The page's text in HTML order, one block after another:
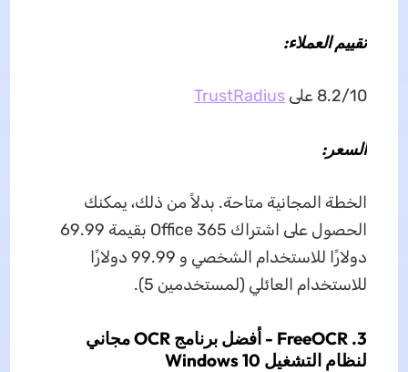
تقييم العملاء:
8.2/10 على TrustRadius
السعر:
الخطة المجانية متاحة. بدلاً من ذلك، يمكنك
الحصول على اشتراك Office 365 بقيمة 69.99
دولارًا للاستخدام الشخصي و 99.99 دولارًا
للاستخدام العائلي (لمستخدمين 5).
3. FreeOCR - أفضل برنامج OCR مجاني
لنظام التشغيل Windows 10